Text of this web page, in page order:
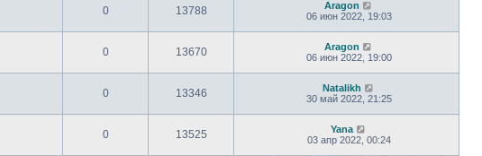
0 13788
Aragon
06 июн 2022, 19:03
0 13670
Aragon
06 июн 2022, 19:00
0 13346
Natalikh
30 май 2022, 21:25
0 13525
Yana
03 апр 2022, 00:24